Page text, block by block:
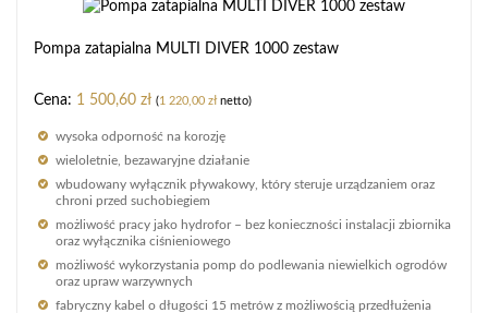
Pompa zatapialna MULTI DIVER 1000 zestaw
1 500,60 zł (1 220,00 złnetto)
wysoka odporność na korozję
wieloletnie, bezawaryjne działanie
wbudowany wyłącznik pływakowy, który steruje urządzaniem oraz
chroni przed suchobiegiem
możliwość pracy jako hydrofor – bez konieczności instalacji zbiornika
oraz wyłącznika ciśnieniowego
możliwość wykorzystania pomp do podlewania niewielkich ogrodów
oraz upraw warzywnych
fabryczny kabel o długości 15 metrów z możliwością przedłużenia